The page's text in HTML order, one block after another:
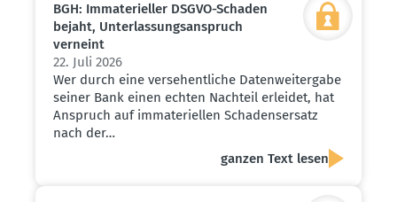
BGH: Immate­ri­eller DSGVO-Schaden
bejaht, Unter­las­sungs­an­spruch
verneint
22. Juli 2026
Wer durch eine versehentliche Datenweitergabe
seiner Bank einen echten Nachteil erleidet, hat
Anspruch auf immateriellen Schadensersatz
nach der…
ganzen Text lesen